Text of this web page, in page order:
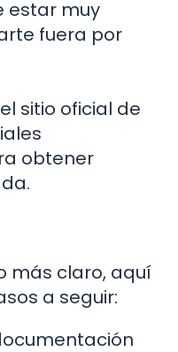
estar muy
fuera por
sitio oficial de
obtener
más claro, aquí
a seguir: